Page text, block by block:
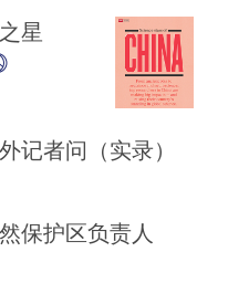
星
记者问（实录）
保护区负责人